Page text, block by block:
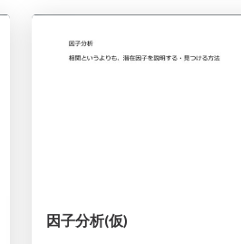
因子分析(仮)